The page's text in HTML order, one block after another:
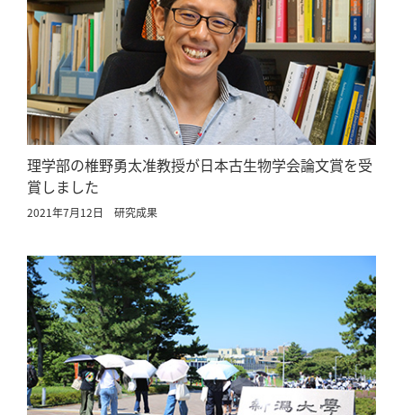
理学部の椎野勇太准教授が日本古生物学会論文賞を受
賞しました
2021年7月12日 研究成果